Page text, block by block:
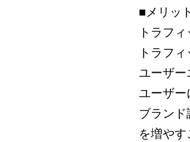
■メリット
トラフ
トラフ
ユーザー
ユーザー
ブランド
を増やす